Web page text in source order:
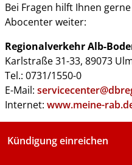
Bei Fragen hilft Ihnen
Abocenter weiter:
Regionalverkehr Alb-
Karlstraße 31-33, 89073
Tel.: 0731/1550-0
E-Mail:
Internet: www.meine-
Kündigung einreichen